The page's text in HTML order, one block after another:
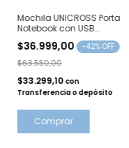
Mochila UNICROSS Porta
Notebook con USB
$36.999,00 -42% OFF
$63.550,00
$33.299,10 con
Transferencia o depósito
Comprar